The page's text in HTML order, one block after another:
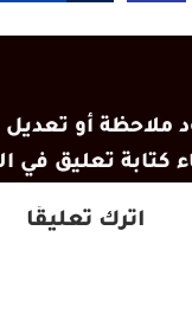
ملاحظة أو
كتابة تعليق في
اترك تعليقًا